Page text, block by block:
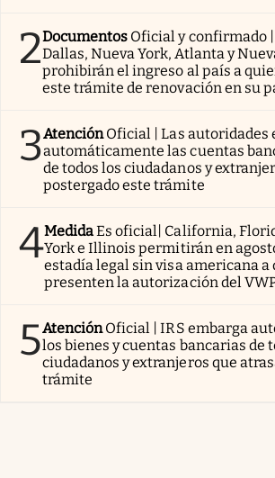
2Documentos Oficial y confirmado
Dallas, Nueva York, Atlanta y
prohibirán el ingreso al país a
este trámite de renovación en su
3AtenciónOficial | Las autoridades
automáticamente las cuentas
de todos los ciudadanos y
postergado este trámite
4MedidaEs oficial| California,
York e Illinois permitirán en
estadía legal sin visa americana a
presenten la autorización del
5AtenciónOficial | IRS embarga
los bienes y cuentas bancarias de
ciudadanos y extranjeros que
trámite